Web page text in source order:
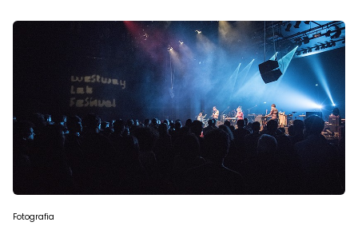
Fotografia